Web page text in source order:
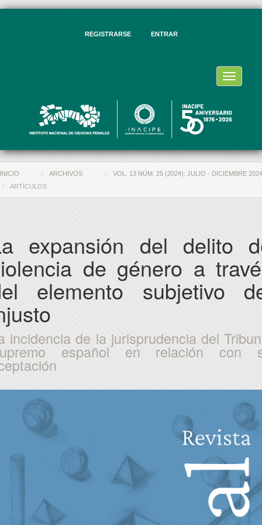
REGISTRARSE ENTRAR
Toggle
INICIO ARCHIVOS
VOL. 13 NÚM. 25 (2024): JULIO - DICIEMBRE 2024
ARTÍCULOS
expansión del delito
de género a
elemento subjetivo
incidencia de la jurisprudencia del
español en relación con